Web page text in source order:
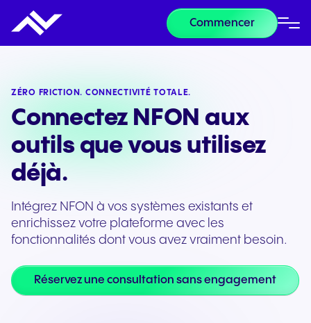
Commencer
ZÉRO FRICTION. CONNECTIVITÉ TOTALE.
Connectez NFON aux
outils que vous utilisez
déjà.
Intégrez NFON à vos systèmes existants et
enrichissez votre plateforme avec les
fonctionnalités dont vous avez vraiment besoin.
Réservez une consultation sans engagement